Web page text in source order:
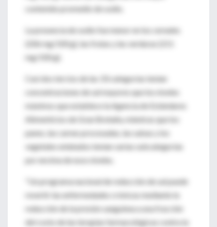
contenido promedio de sodio.
La presencia de sodio fue menor en los cereales
(206 mg/100 g), las frutas y las verduras (211
mg/100 g).
Casi dos tercios de las 33 categorías tenían
concentraciones de sal mayores que los niveles
máximos que establece la Agencia de Estándares
Alimenticios de Gran Bretaña, mientras que los
panes, las carnes procesadas, las salsas y los
vegetales enlatados tenían varias subcategorías
por encima de esos niveles.
"Un programa nacional de reducción de sal puede
revertir las enfermedades crónicas mediante la
reducción de la presión sanguínea a una fracción
del costo de las terapias farmacológicas contra la